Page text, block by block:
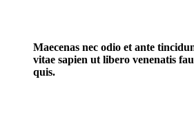
Maecenas nec odio et ante
vitae sapien ut libero venenatis
quis.